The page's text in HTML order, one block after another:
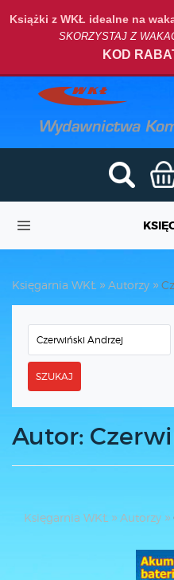
Książki z WKŁ idealne na
SKORZYSTAJ Z
KOD
Księgarnia WKŁ Autorzy
SZUKAJ
Autor:
Księgarnia WKŁ Autorzy